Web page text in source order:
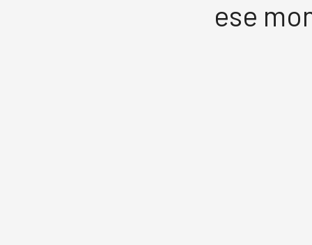
ese